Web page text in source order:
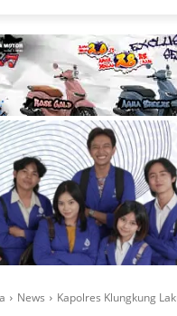
News Kapolres Klungkung